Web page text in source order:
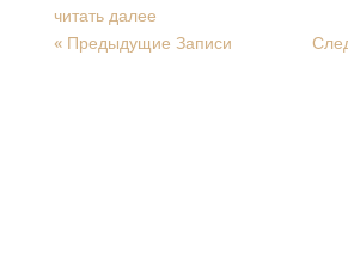
читать далее
« Предыдущие Записи